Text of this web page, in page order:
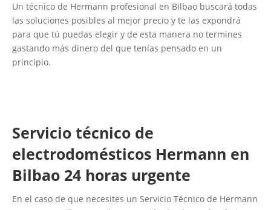
Un técnico de Hermann profesional en Bilbao buscará todas
las soluciones posibles al mejor precio y te las expondrá
para que tú puedas elegir y de esta manera no termines
gastando más dinero del que tenías pensado en un
principio.
Servicio técnico de
electrodomésticos Hermann en
Bilbao 24 horas urgente
En el caso de que necesites un Servicio Técnico de Hermann